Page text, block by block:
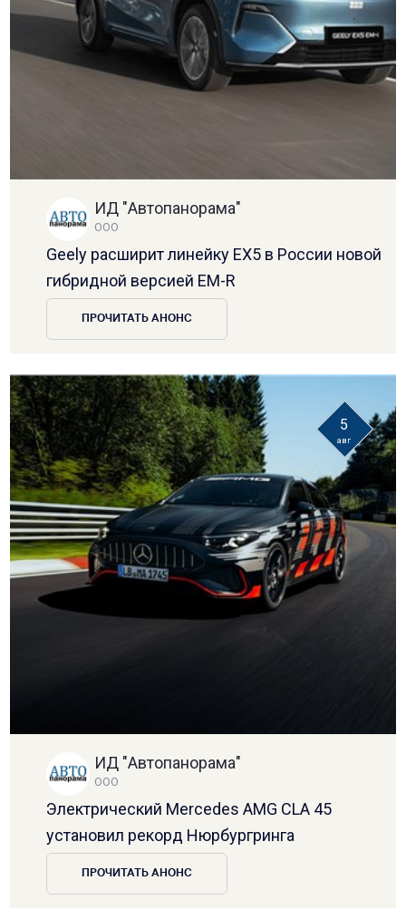
ИД "Автопанорама"
ООО
Geely расширит линейку EX5 в России новой
гибридной версией EM-R
ПРОЧИТАТЬ АНОНС
5
авг
ИД "Автопанорама"
ООО
Электрический Mercedes AMG CLA 45
установил рекорд Нюрбургринга
ПРОЧИТАТЬ АНОНС